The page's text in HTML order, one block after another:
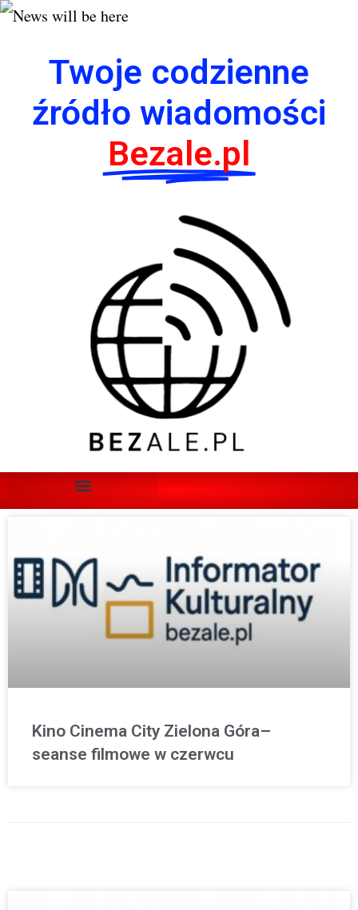
Twoje codzienne
źródło wiadomości
Bezale.pl
Kino Cinema City Zielona Góra–
seanse filmowe w czerwcu